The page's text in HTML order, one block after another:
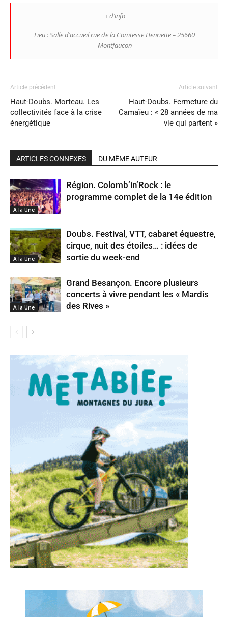
+ d’info
Lieu : Salle d’accueil rue de la Comtesse Henriette – 25660
Montfaucon
Article précédent
Haut-Doubs. Morteau. Les
collectivités face à la crise
énergétique
Article suivant
Haut-Doubs. Fermeture du
Camaïeu : « 28 années de ma
vie qui partent »
ARTICLES CONNEXES DU MÊME AUTEUR
A la Une
Région. Colomb’in’Rock : le
programme complet de la 14e édition
A la Une
Doubs. Festival, VTT, cabaret équestre,
cirque, nuit des étoiles… : idées de
sortie du week-end
A la Une
Grand Besançon. Encore plusieurs
concerts à vivre pendant les « Mardis
des Rives »